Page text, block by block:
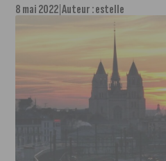
8 mai 2022 Auteur :estelle